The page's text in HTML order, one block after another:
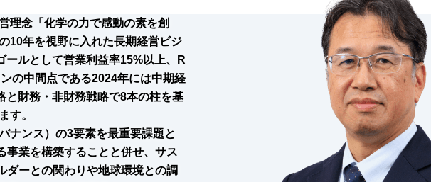
理念「化学の力で感動の素を創
10年を視野に入れた長期経営ビジ
ールとして営業利益率15%以上、R
の中間点である2024年には中期経
と財務・非財務戦略で8本の柱を基
す。
ナンス）の3要素を最重要課題と
事業を構築することと併せ、サス
ダーとの関わりや地球環境との調